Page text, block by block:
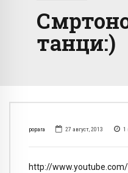
танци:)
popara 27 август, 2013 1
http://